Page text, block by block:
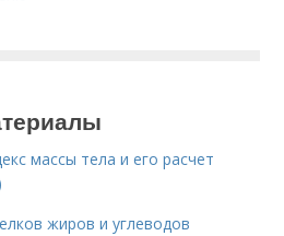
массы тела и его расчет
жиров и углеводов